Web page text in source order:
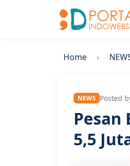
Home
NEWS Posted
Pesan
5,5